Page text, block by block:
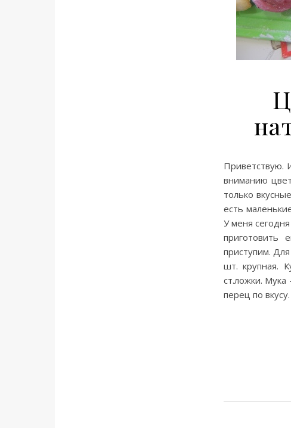
Приветствую.
вниманию
только
есть
У меня
приступим.
шт. крупная.
ст.ложки. Мука
перец по